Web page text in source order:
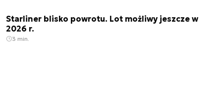
Starliner blisko powrotu. Lot możliwy jeszcze w
2026 r.
3 min.